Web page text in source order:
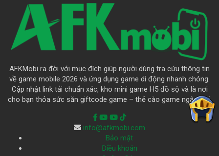
AFKMobi ra đời với mục đích giúp người dùng tra cứu thông tin
về game mobile 2026 và ứng dụng game di động nhanh chóng.
Cập nhật link tải chuẩn xác, kho mini game H5 đồ sộ và là nơi
cho bạn thỏa sức săn giftcode game – thẻ cào game ngập trời.
info@afkmobi.com
Bảo mật
Điều khoản